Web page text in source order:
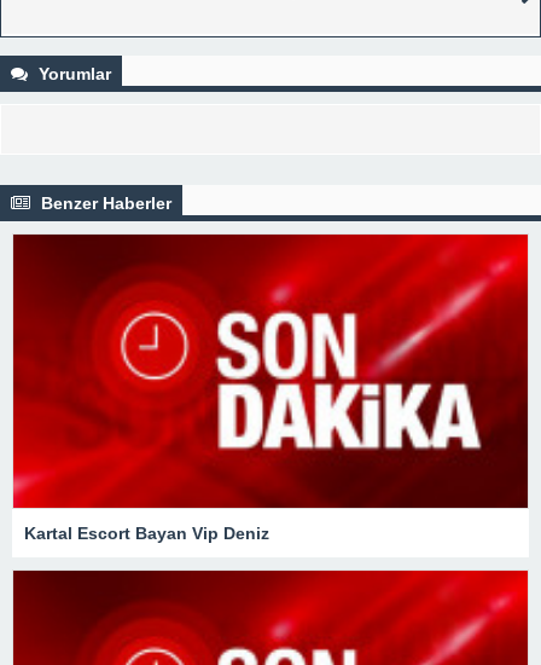
Yorumlar
Benzer Haberler
Kartal Escort Bayan Vip Deniz